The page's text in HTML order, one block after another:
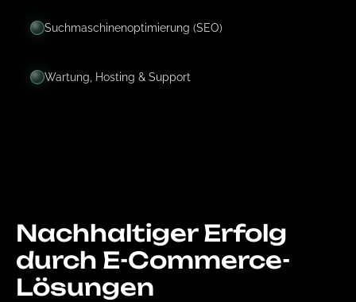
Suchmaschinenoptimierung (SEO)
Wartung, Hosting & Support
Nachhaltiger Erfolg
durch E-Commerce-
Lösungen